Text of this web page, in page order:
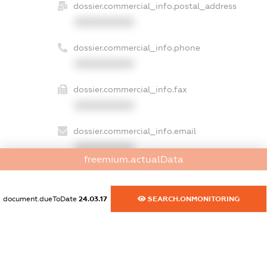
dossier.commercial_info.postal_address
dossier.commercial_info.phone
dossier.commercial_info.fax
dossier.commercial_info.email
XXXXXXXXXX
dossier.commercial_info.website
XXXXXXXXXX
dossier.commercial_info.activity
freemium.actualData
document.dueToDate 24.03.17 SEARCH.ONMONITORING